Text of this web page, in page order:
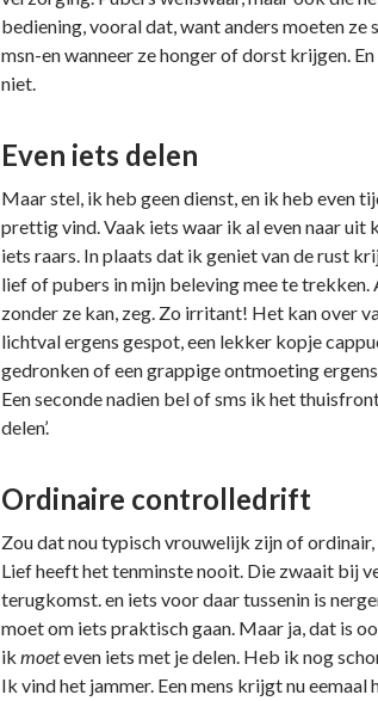
bediening, vooral dat, want anders moeten
msn-en wanneer ze honger of dorst krijgen.
niet.
Even iets delen
Maar stel, ik heb geen dienst, en ik heb even
prettig vind. Vaak iets waar ik al even naar uit
iets raars. In plaats dat ik geniet van de rust
lief of pubers in mijn beleving mee te trekken.
zonder ze kan, zeg. Zo irritant! Het kan over
lichtval ergens gespot, een lekker kopje
gedronken of een grappige ontmoeting
Een seconde nadien bel of sms ik het
delen’.
Ordinaire controlledrift
Zou dat nou typisch vrouwelijk zijn of
Lief heeft het tenminste nooit. Die zwaait bij
terugkomst. en iets voor daar tussenin is
moet om iets praktisch gaan. Maar ja, dat is
ik moeteven iets met je delen. Heb ik nog
Ik vind het jammer. Een mens krijgt nu